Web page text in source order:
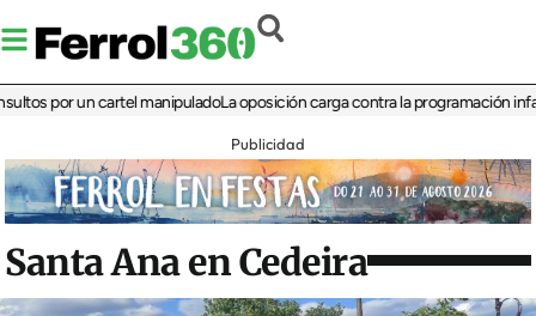
un cartel manipuladoLa oposición carga contra la programación infantil
Publicidad
Santa Ana en Cedeira